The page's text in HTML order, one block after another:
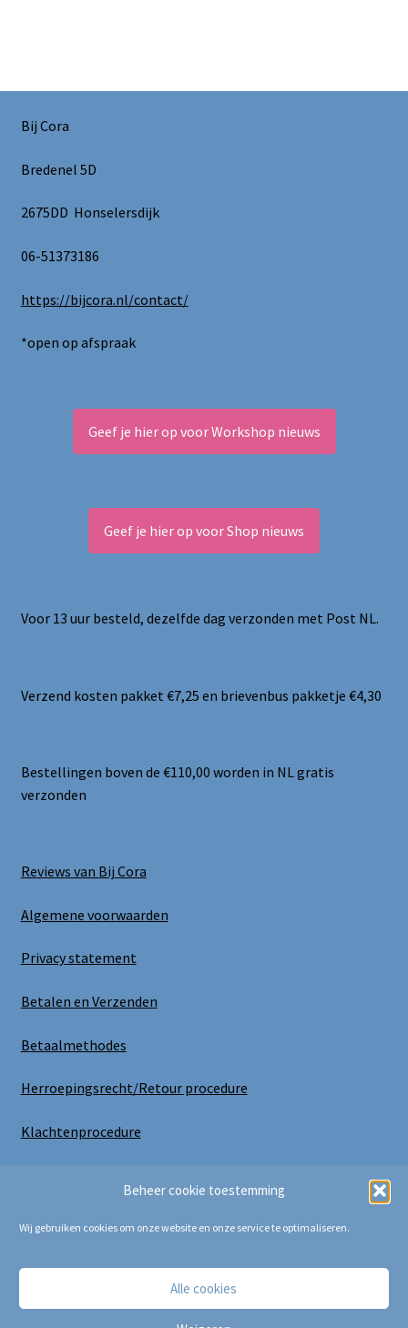
Beheer cookie toestemming
Wij gebruiken cookies om onze website en onze service te optimaliseren.
Alle cookies
Bij Cora
Bredenel 5D
2675DD Honselersdijk
06-51373186
https://bijcora.nl/contact/
*open op afspraak
Geef je hier op voor Workshop nieuws
Geef je hier op voor Shop nieuws
Voor 13 uur besteld, dezelfde dag verzonden met Post NL.
Verzend kosten pakket €7,25 en brievenbus pakketje €4,30
Bestellingen boven de €110,00 worden in NL gratis
verzonden
Reviews van Bij Cora
Algemene voorwaarden
Privacy statement
Betalen en Verzenden
Betaalmethodes
Herroepingsrecht/Retour procedure
Klachtenprocedure
Copyright Bij Cora 2025